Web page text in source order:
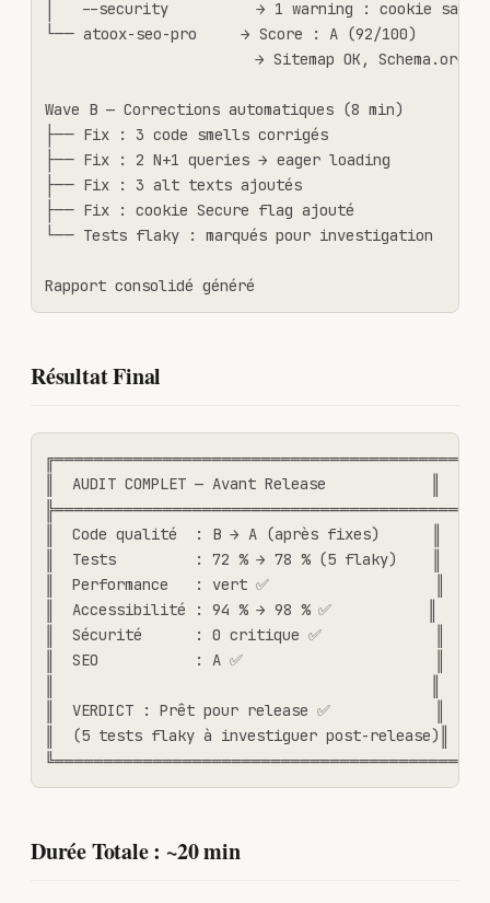
│   --security          → 1 warning : cookie sans
└── atoox-seo-pro     → Score : A (92/100)
→ Sitemap OK, Schema.org
Wave B — Corrections automatiques (8 min)
├── Fix : 3 code smells corrigés
├── Fix : 2 N+1 queries → eager loading
├── Fix : 3 alt texts ajoutés
├── Fix : cookie Secure flag ajouté
└── Tests flaky : marqués pour investigation
Rapport consolidé généré
Résultat Final
╔═══════════════════════════════════════════╗
║  AUDIT COMPLET — Avant Release            ║
╠═══════════════════════════════════════════╣
║  Code qualité  : B → A (après fixes)      ║
║  Tests         : 72 % → 78 % (5 flaky)    ║
║  Performance   : vert ✅                   ║
║  Accessibilité : 94 % → 98 % ✅           ║
║  Sécurité      : 0 critique ✅             ║
║  SEO           : A ✅                      ║
║  VERDICT : Prêt pour release ✅            ║
║  (5 tests flaky à investiguer post-release)║
╚═══════════════════════════════════════════╝
Durée Totale : ~20 min